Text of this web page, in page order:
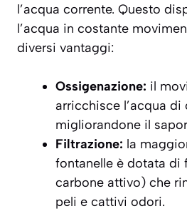
l’acqua corrente. Questo
l’acqua in costante
diversi vantaggi:
Ossigenazione: il
arricchisce l’acqua di
migliorandone il
Filtrazione: la
fontanelle è dotata di
carbone attivo) che
peli e cattivi odori.